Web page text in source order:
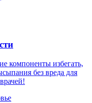
компоненты избегать,
без вреда для